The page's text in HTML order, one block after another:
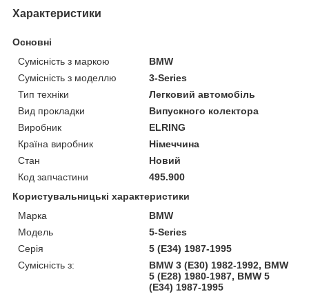
Характеристики
Основні
Сумісність з маркою
BMW
Сумісність з моделлю
3-Series
Тип техніки
Легковий автомобіль
Вид прокладки
Випускного колектора
Виробник
ELRING
Країна виробник
Німеччина
Стан
Новий
Код запчастини
495.900
Користувальницькі характеристики
Марка
BMW
Модель
5-Series
Серія
5 (E34) 1987-1995
Сумісність з:
BMW 3 (E30) 1982-1992, BMW
5 (E28) 1980-1987, BMW 5
(E34) 1987-1995